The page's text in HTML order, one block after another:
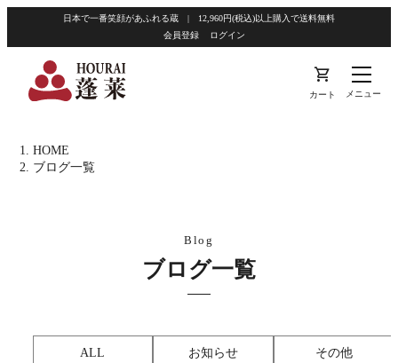
日本で一番笑顔があふれる蔵 | 12,960円(税込)以上購入で送料無料
会員登録
ログイン
shopping_cart
カート メニュー
HOME
ブログ一覧
ブログ一覧
ALL お知らせ その他